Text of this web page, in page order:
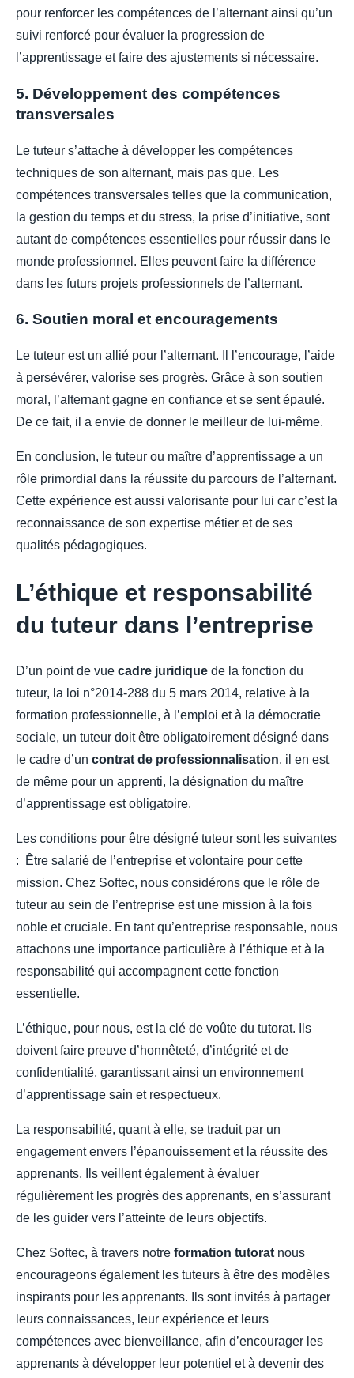
pour renforcer les compétences de l’alternant ainsi qu’un
suivi renforcé pour évaluer la progression de
l’apprentissage et faire des ajustements si nécessaire.
5. Développement des compétences
transversales
Le tuteur s’attache à développer les compétences
techniques de son alternant, mais pas que. Les
compétences transversales telles que la communication,
la gestion du temps et du stress, la prise d’initiative, sont
autant de compétences essentielles pour réussir dans le
monde professionnel. Elles peuvent faire la différence
dans les futurs projets professionnels de l’alternant.
6. Soutien moral et encouragements
Le tuteur est un allié pour l’alternant. Il l’encourage, l’aide
à persévérer, valorise ses progrès. Grâce à son soutien
moral, l’alternant gagne en confiance et se sent épaulé.
De ce fait, il a envie de donner le meilleur de lui-même.
En conclusion, le tuteur ou maître d’apprentissage a un
rôle primordial dans la réussite du parcours de l’alternant.
Cette expérience est aussi valorisante pour lui car c’est la
reconnaissance de son expertise métier et de ses
qualités pédagogiques.
L’éthique et responsabilité
du tuteur dans l’entreprise
D’un point de vue cadre juridique de la fonction du
tuteur, la loi n°2014-288 du 5 mars 2014, relative à la
formation professionnelle, à l’emploi et à la démocratie
sociale, un tuteur doit être obligatoirement désigné dans
le cadre d’un contrat de professionnalisation. il en est
de même pour un apprenti, la désignation du maître
d’apprentissage est obligatoire.
Les conditions pour être désigné tuteur sont les suivantes
: Être salarié de l’entreprise et volontaire pour cette
mission. Chez Softec, nous considérons que le rôle de
tuteur au sein de l’entreprise est une mission à la fois
noble et cruciale. En tant qu’entreprise responsable, nous
attachons une importance particulière à l’éthique et à la
responsabilité qui accompagnent cette fonction
essentielle.
L’éthique, pour nous, est la clé de voûte du tutorat. Ils
doivent faire preuve d’honnêteté, d’intégrité et de
confidentialité, garantissant ainsi un environnement
d’apprentissage sain et respectueux.
La responsabilité, quant à elle, se traduit par un
engagement envers l’épanouissement et la réussite des
apprenants. Ils veillent également à évaluer
régulièrement les progrès des apprenants, en s’assurant
de les guider vers l’atteinte de leurs objectifs.
Chez Softec, à travers notre formation tutorat nous
encourageons également les tuteurs à être des modèles
inspirants pour les apprenants. Ils sont invités à partager
leurs connaissances, leur expérience et leurs
compétences avec bienveillance, afin d’encourager les
apprenants à développer leur potentiel et à devenir des